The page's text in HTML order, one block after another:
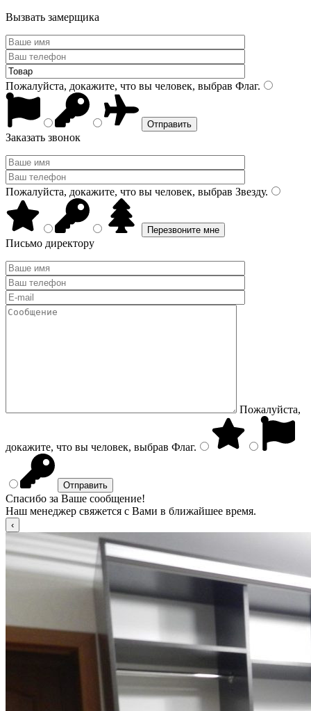
Вызвать замерщика
Пожалуйста, докажите, что вы человек, выбрав Флаг.
Заказать звонок
Пожалуйста, докажите, что вы человек, выбрав Звезду.
Письмо директору
Пожалуйста,
докажите, что вы человек, выбрав Флаг.
Спасибо за Ваше сообщение!
Наш менеджер свяжется с Вами в ближайшее время.